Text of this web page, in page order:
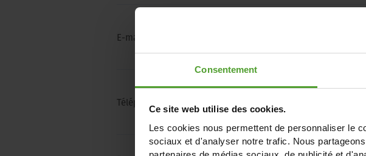
Consentement
Ce site web utilise des cookies.
Les cookies nous permettent de personnaliser le
sociaux et d'analyser notre trafic. Nous
E-mail
Téléphone